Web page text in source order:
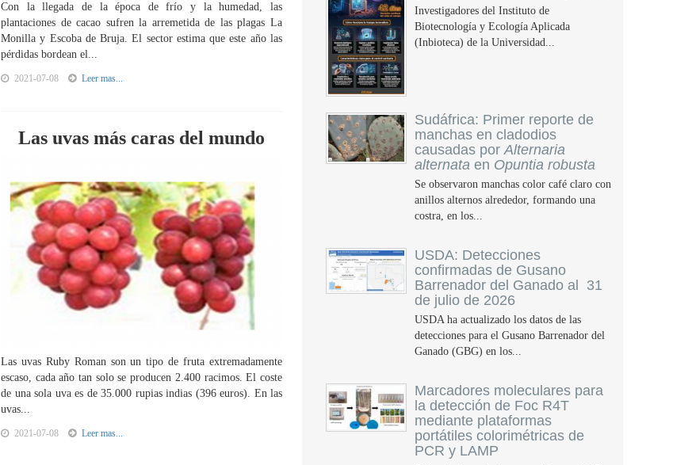
Con la llegada de la época de frío y la humedad, las
plantaciones de cacao sufren la arremetida de las plagas La
Monilla y Escoba de Bruja. El sector estima que este año las
pérdidas bordean el...
2021-07-08 Leer mas...
Las uvas más caras del mundo
Las uvas Ruby Roman son un tipo de fruta extremadamente
escaso, cada año tan solo se producen 2.400 racimos. El coste
de una sola uva es de 35.000 rupias indias (396 euros). En las
uvas...
2021-07-08 Leer mas...
Investigadores del Instituto de
Biotecnología y Ecología Aplicada
(Inbioteca) de la Universidad...
Sudáfrica: Primer reporte de
manchas en cladodios
causadas porAlternaria
alternata en Opuntia robusta
Se observaron manchas color café claro con
anillos alternos alrededor, formando una
costra, en los...
USDA: Detecciones
confirmadas de Gusano
Barrenador del Ganado al 31
de julio de 2026
USDA ha actualizado los datos de las
detecciones para el Gusano Barrenador del
Ganado (GBG) en los...
Marcadores moleculares para
la detección de Foc R4T
mediante plataformas
portátiles colorimétricas de
PCR y LAMP